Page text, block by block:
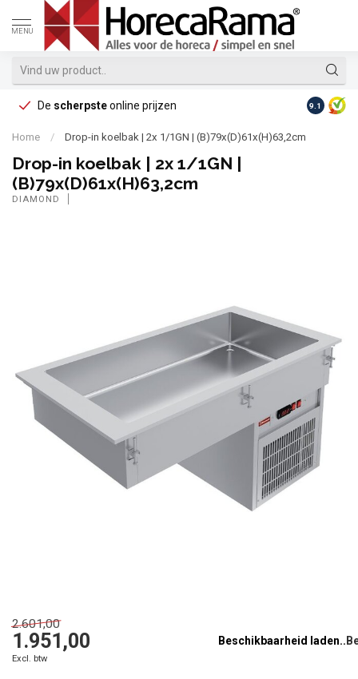
MENU
De scherpsteonline prijzen Op
9.1
Home / Drop-in koelbak | 2x 1/1GN | (B)79x(D)61x(H)63,2cm
Drop-in koelbak | 2x 1/1GN |
(B)79x(D)61x(H)63,2cm
DIAMOND
2.601,00
1.951,00
Excl. btw
Beschikbaarheid laden..